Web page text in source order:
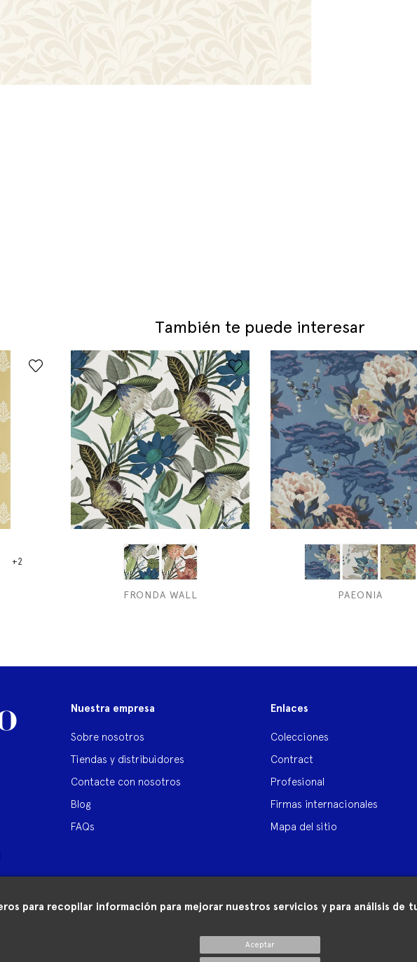
para recopilar información para mejorar nuestros servicios y para análisis de
Aceptar
También te puede interesar
+2
FRONDA WALL PAEONIA
Nuestra empresa
Sobre nosotros
Tiendas y distribuidores
Contacte con nosotros
Blog
FAQs
Enlaces
Colecciones
Contract
Profesional
Firmas internacionales
Mapa del sitio